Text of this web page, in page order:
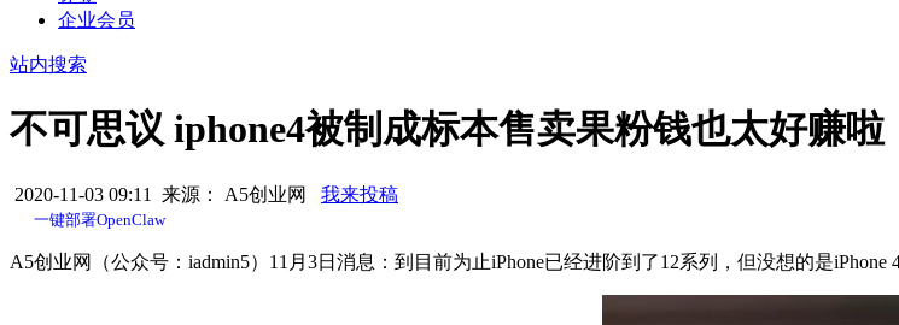
企业会员
站内搜索
不可思议 iphone4被制成标本售卖果粉钱也太好赚啦
2020-11-03 09:11 来源： A5创业网 我来投稿
一键部署OpenClaw
A5创业网（公众号：iadmin5）11月3日消息：到目前为止iPhone已经进阶到了12系列，但没想的是